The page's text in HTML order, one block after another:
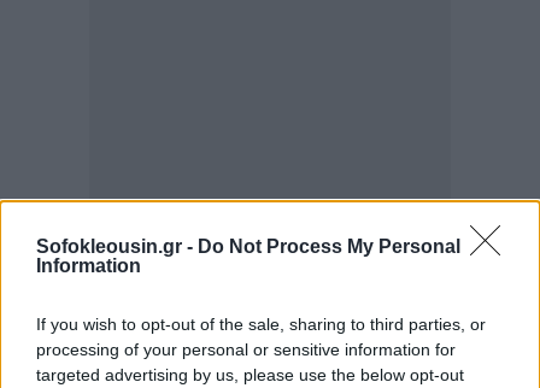
Sofokleousin.gr - Do Not Process My Personal
Information
If you wish to opt-out of the sale, sharing to third parties, or
processing of your personal or sensitive information for
targeted advertising by us, please use the below opt-out